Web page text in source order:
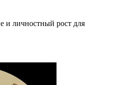
и личностный рост для